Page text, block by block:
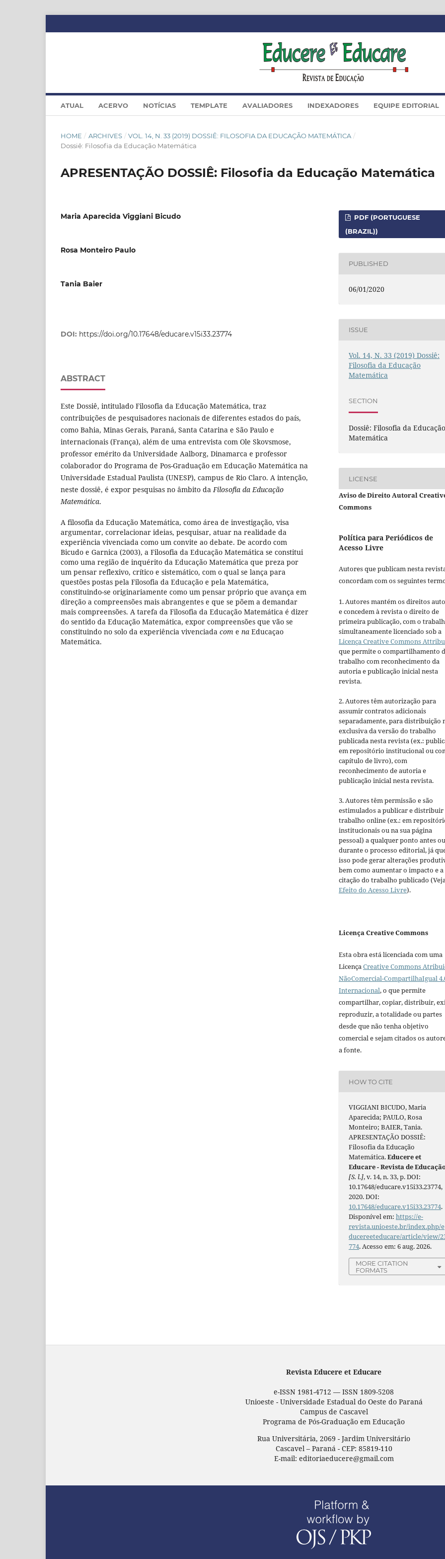
ATUAL ACERVO NOTÍCIAS TEMPLATE AVALIADORES INDEXADORES EQUIPE EDITORIAL
HOME / ARCHIVES / VOL. 14, N. 33 (2019) DOSSIÊ: FILOSOFIA DA EDUCAÇÃO MATEMÁTICA /
Dossiê: Filosofia da Educação Matemática
APRESENTAÇÃO DOSSIÊ: Filosofia da Educação Matemática
Maria Aparecida Viggiani Bicudo
Rosa Monteiro Paulo
Tania Baier
DOI: https://doi.org/10.17648/educare.v15i33.23774
ABSTRACT
Este Dossiê, intitulado Filosofia da Educação Matemática, traz
contribuições de pesquisadores nacionais de diferentes estados do país,
como Bahia, Minas Gerais, Paraná, Santa Catarina e São Paulo e
internacionais (França), além de uma entrevista com Ole Skovsmose,
professor emérito da Universidade Aalborg, Dinamarca e professor
colaborador do Programa de Pos-Graduação em Educação Matemática na
Universidade Estadual Paulista (UNESP), campus de Rio Claro. A intenção,
neste dossiê, é expor pesquisas no âmbito daFilosofia da Educação
Matemática.
A filosofia da Educação Matemática, como área de investigação, visa
argumentar, correlacionar ideias, pesquisar, atuar na realidade da
experiência vivenciada como um convite ao debate. De acordo com
Bicudo e Garnica (2003), a Filosofia da Educação Matemática se constitui
como uma região de inquérito da Educação Matemática que preza por
um pensar reflexivo, crítico e sistemático, com o qual se lança para
questões postas pela Filosofia da Educação e pela Matemática,
constituindo-se originariamente como um pensar próprio que avança em
direção a compreensões mais abrangentes e que se põem a demandar
mais compreensões. A tarefa da Filosofia da Educação Matemática é dizer
do sentido da Educação Matemática, expor compreensões que vão se
constituindo no solo da experiência vivenciada com e na Educaçao
Matemática.
PDF (PORTUGUESE
(BRAZIL))
PUBLISHED
06/01/2020
ISSUE
Vol. 14, N. 33 (2019) Dossiê:
Filosofia da Educação
Matemática
SECTION
Dossiê: Filosofia da Educação
Matemática
LICENSE
Aviso de Direito Autoral
Commons
Política para Periódicos de
Acesso Livre
Autores que publicam nesta
concordam com os seguintes
1. Autores mantém os direitos
e concedem à revista o direito de
primeira publicação, com o
simultaneamente licenciado sob a
Licença Creative Commons
que permite o compartilhamento
trabalho com reconhecimento da
autoria e publicação inicial nesta
revista.
2. Autores têm autorização para
assumir contratos adicionais
separadamente, para distribuição
exclusiva da versão do trabalho
publicada nesta revista (ex.:
em repositório institucional ou
capítulo de livro), com
reconhecimento de autoria e
publicação inicial nesta revista.
3. Autores têm permissão e são
estimulados a publicar e distribuir
trabalho online (ex.: em
institucionais ou na sua página
pessoal) a qualquer ponto antes ou
durante o processo editorial, já
isso pode gerar alterações
bem como aumentar o impacto e a
citação do trabalho publicado
Efeito do Acesso Livre).
Licença Creative Commons
Esta obra está licenciada com uma
LicençaCreative Commons
NãoComercial-CompartilhaIgual
Internacional, o que permite
compartilhar, copiar, distribuir,
reproduzir, a totalidade ou partes
desde que não tenha objetivo
comercial e sejam citados os
a fonte.
HOW TO CITE
VIGGIANI BICUDO, Maria
Aparecida; PAULO, Rosa
Monteiro; BAIER, Tania.
APRESENTAÇÃO DOSSIÊ:
Filosofia da Educação
Matemática.Educere et
Educare - Revista de
[S. l.], v. 14, n. 33, p. DOI:
10.17648/educare.v15i33.23774,
2020. DOI:
10.17648/educare.v15i33.23774.
Disponível em:https://e-
revista.unioeste.br/index.php/e
ducereeteducare/article/view/
774. Acesso em: 6 aug. 2026.
MORE CITATION
FORMATS
Revista Educere et Educare
e-ISSN 1981-4712 — ISSN 1809-5208
Unioeste - Universidade Estadual do Oeste do Paraná
Campus de Cascavel
Programa de Pós-Graduação em Educação
Rua Universitária, 2069 - Jardim Universitário
Cascavel – Paraná - CEP: 85819-110
E-mail: editoriaeducere@gmail.com